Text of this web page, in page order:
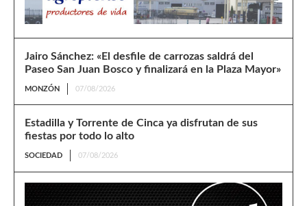
Jairo Sánchez: «El desfile de carrozas saldrá del
Paseo San Juan Bosco y finalizará en la Plaza Mayor»
MONZÓN 07/08/2026
Estadilla y Torrente de Cinca ya disfrutan de sus
fiestas por todo lo alto
SOCIEDAD 07/08/2026